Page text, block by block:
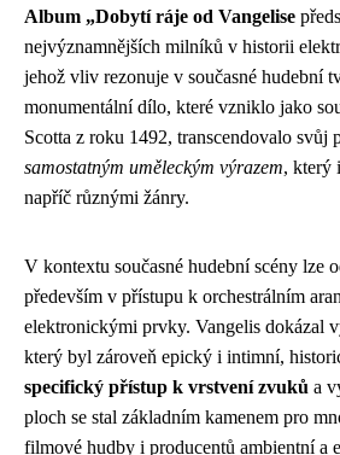
Album „Dobytí ráje od Vangelise
nejvýznamnějších milníků v historii
jehož vliv rezonuje v současné hudební
monumentální dílo, které vzniklo jako
Scotta z roku 1492, transcendovalo svůj
samostatným uměleckým výrazem, který
napříč různými žánry.
V kontextu současné hudební scény lze
především v přístupu k orchestrálním
elektronickými prvky. Vangelis dokázal
který byl zároveň epický i intimní,
specifický přístup k vrstvení zvuků a
ploch se stal základním kamenem pro
filmové hudby i producentů ambientní a